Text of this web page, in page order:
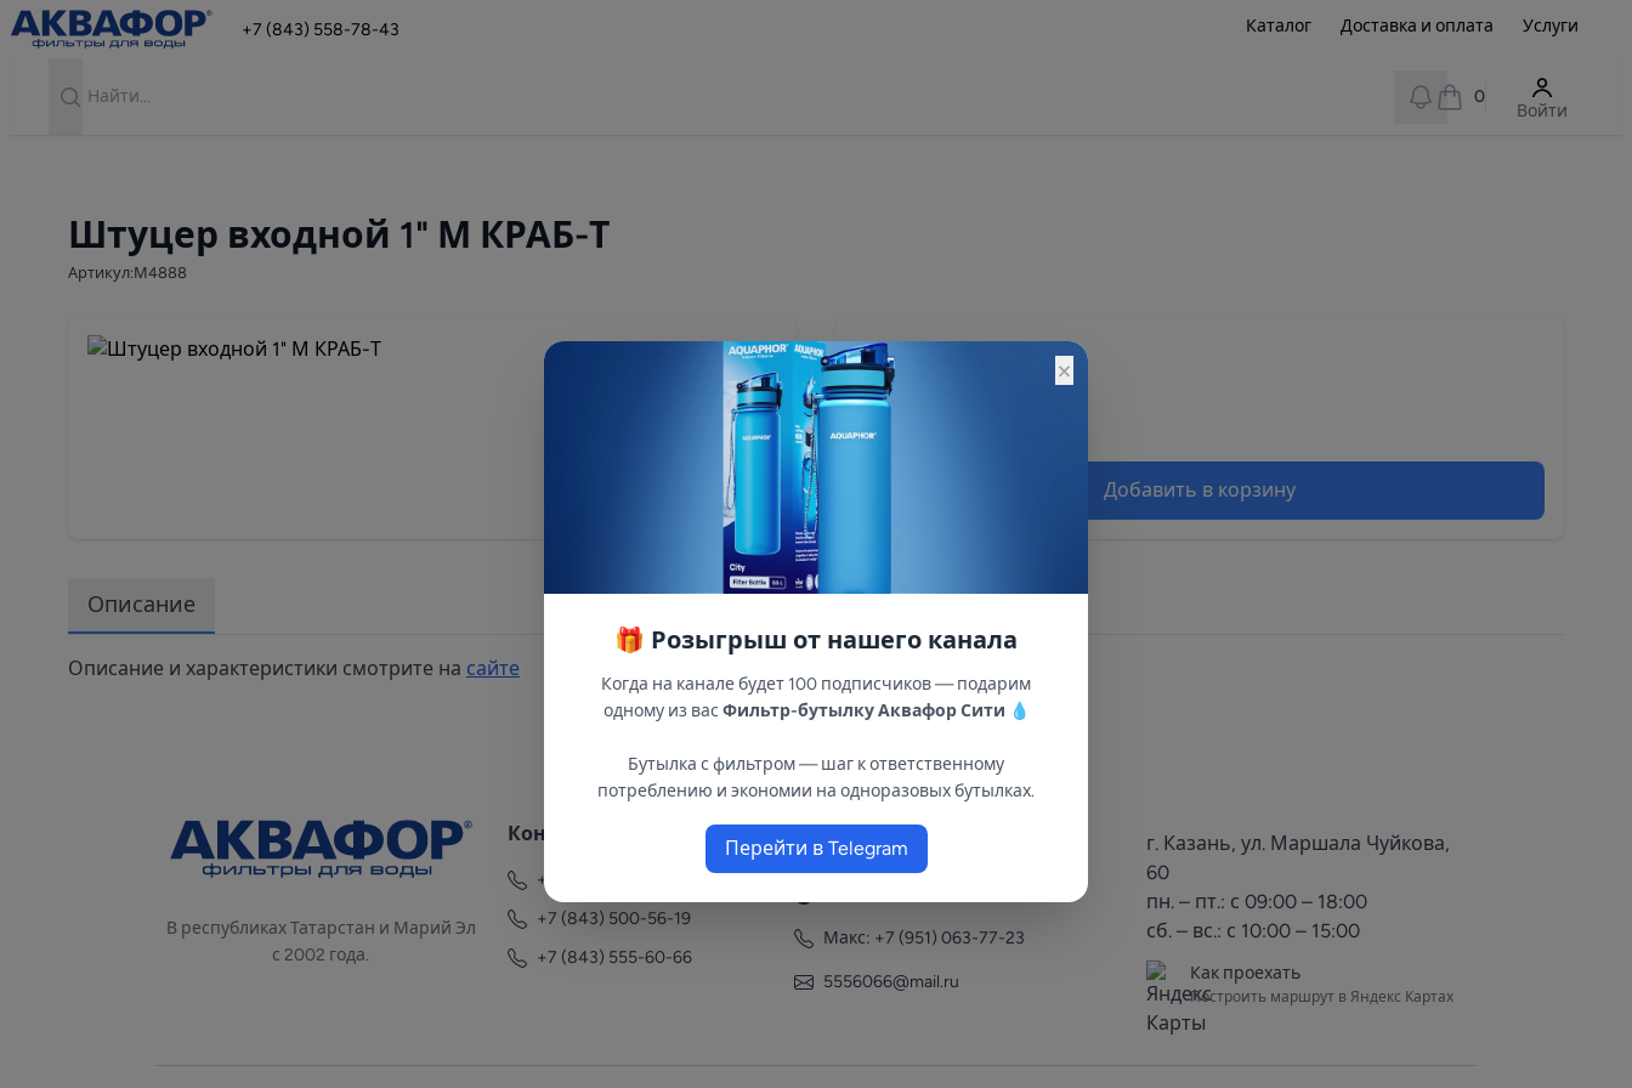
+7 (843) 558-78-43 Каталог Доставка и оплата Услуги
View notifications
0
Войти
Штуцер входной 1" М КРАБ-Т
Артикул:М4888
310 ₽
Остатки:
Добавить в корзину
Описание
Описание и характеристики смотрите на сайте
В республиках Татарстан и Марий Эл
с 2002 года.
Контакты
+7 (843) 558-78-43
+7 (843) 500-56-19
+7 (843) 555-60-66
+7 (951) 063-77-23
Макс: +7 (951) 063-77-23
5556066@mail.ru
г. Казань, ул. Маршала Чуйкова,
60
пн. – пт.: с 09:00 – 18:00
сб. – вс.: с 10:00 – 15:00
Как проехать
Построить маршрут в Яндекс Картах
×
🎁 Розыгрыш от нашего канала
Когда на канале будет 100 подписчиков — подарим
одному из вас Фильтр-бутылку Аквафор Сити 💧
Бутылка с фильтром — шаг к ответственному
потреблению и экономии на одноразовых бутылках.
Перейти в Telegram